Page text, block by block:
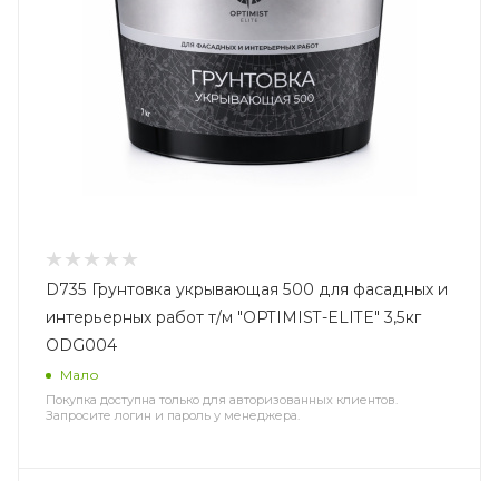
D735 Грунтовка укрывающая 500 для фасадных и
интерьерных работ т/м "OPTIMIST-ELITE" 3,5кг
ODG004
Мало
Покупка доступна только для авторизованных клиентов.
Запросите логин и пароль у менеджера.